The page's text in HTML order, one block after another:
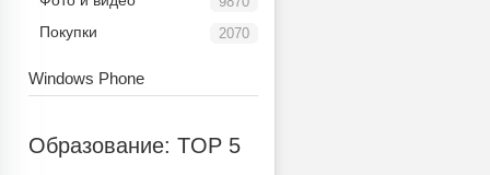
2070
Покупки
Windows Phone
Образование: TOP 5